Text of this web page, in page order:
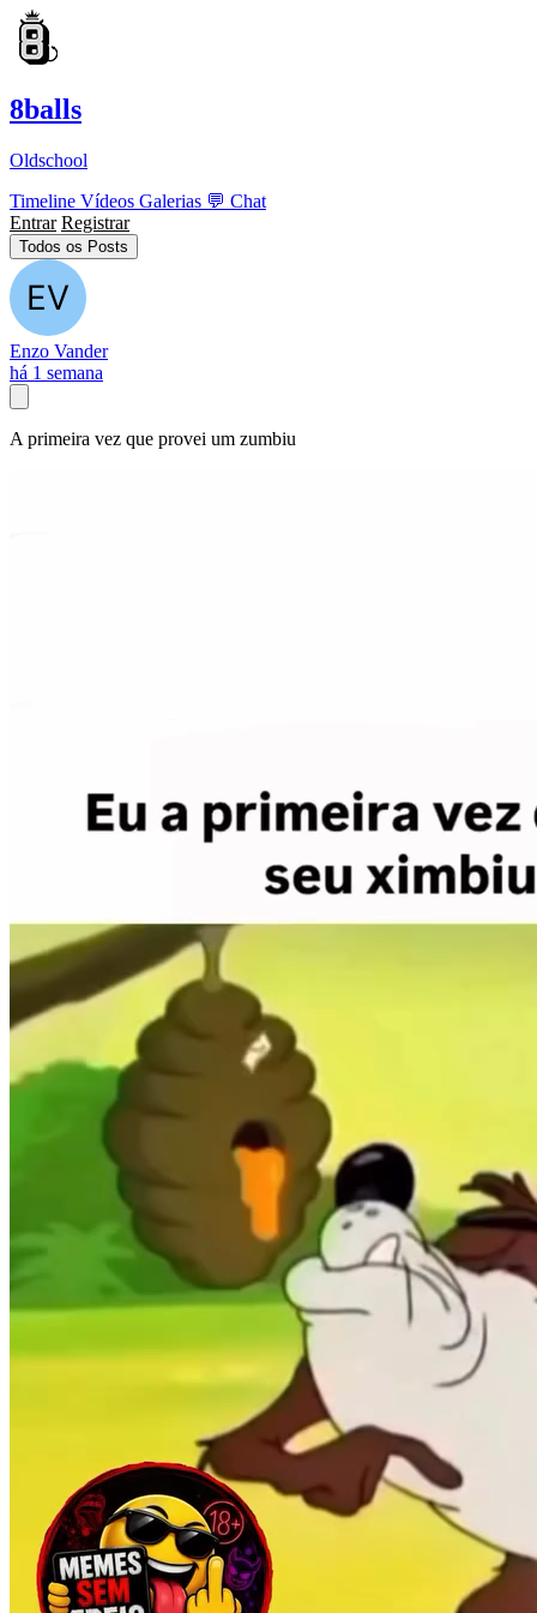
8balls
Oldschool
Timeline Vídeos Galerias 💬 Chat
Entrar Registrar
Todos os Posts
Enzo Vander
há 1 semana
A primeira vez que provei um zumbiu